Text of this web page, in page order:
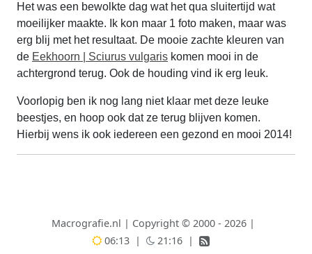
Het was een bewolkte dag wat het qua sluitertijd wat
moeilijker maakte. Ik kon maar 1 foto maken, maar was
erg blij met het resultaat. De mooie zachte kleuren van
de Eekhoorn | Sciurus vulgaris komen mooi in de
achtergrond terug. Ook de houding vind ik erg leuk.
Voorlopig ben ik nog lang niet klaar met deze leuke
beestjes, en hoop ook dat ze terug blijven komen.
Hierbij wens ik ook iedereen een gezond en mooi 2014!
Macrografie.nl | Copyright © 2000 - 2026 |
06:13
| 21:16 |